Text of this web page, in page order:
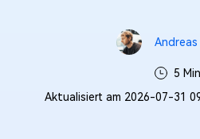
5
Aktualisiert am 2026-07-31